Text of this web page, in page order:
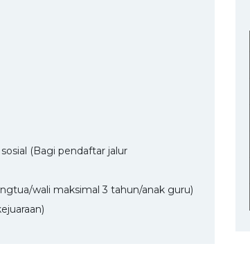
(Bagi pendaftar jalur
wali maksimal 3 tahun/anak guru)